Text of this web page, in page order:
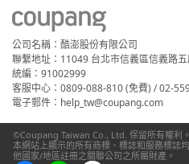
公司名稱：酷澎股份有限公司
聯繫地址：11049 台北市信義區信義路
統編：91002999
客服中心：0809-088-810 (免費) / 02-
電子郵件：help_tw@coupang.com
©Coupang Taiwan Co., Ltd. 保留所有權利。
本網站上顯示的所有商標、標誌和服務標誌
他國家/地區註冊之關聯公司之所屬財產。